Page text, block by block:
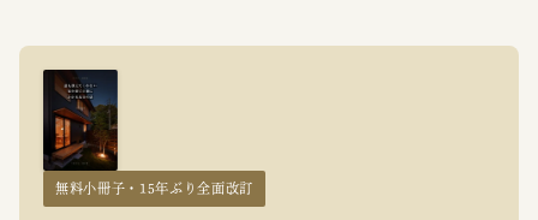
無料小冊子・15年ぶり全面改訂